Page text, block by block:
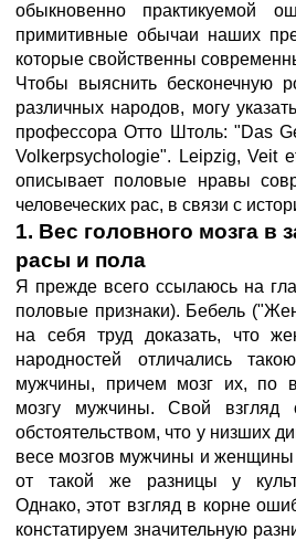
обыкновенно практикуемой
примитивные обычаи наших
которые свойственны
Чтобы выяснить бесконечную
различных народов, могу
профессора Отто Штоль: "Das
Volkerpsychologie". Leipzig, Veit
описывает половые нравы
человеческих рас, в связи с
1. Вес головного мозга в
расы и пола
Я прежде всего ссылаюсь на
половые признаки). Бебель
на себя труд доказать, что
народностей отличались
мужчины, причем мозг их, по
мозгу мужчины. Свой взгляд
обстоятельством, что у низших
весе мозгов мужчины и женщины
от такой же разницы у
Однако, этот взгляд в корне
констатируем значительную